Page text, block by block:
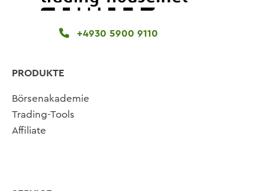
+4930 5900 9110
PRODUKTE
Börsenakademie
Trading-Tools
Affiliate